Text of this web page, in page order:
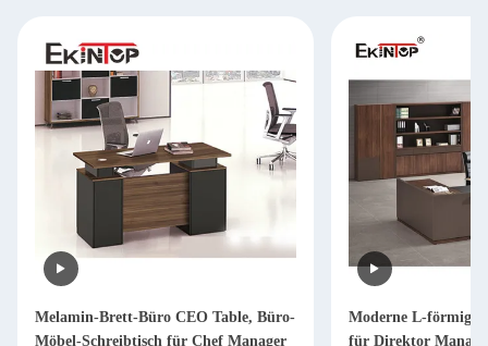
Melamin-Brett-Büro CEO Table, Büro-
Möbel-Schreibtisch für Chef Manager
Moderne L-förmige
für Direktor